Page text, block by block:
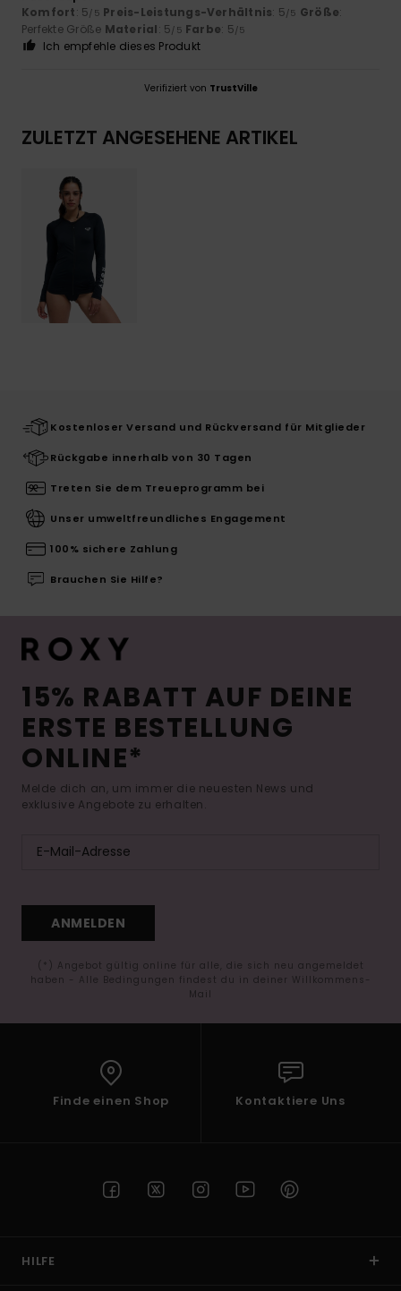
Komfort: 5/5 Preis-Leistungs-Verhältnis: 5/5 Größe:
Perfekte Größe Material: 5/5 Farbe: 5/5
Ich empfehle dieses Produkt
Verifiziert von TrustVille
ZULETZT ANGESEHENE ARTIKEL
Kostenloser Versand und Rückversand für Mitglieder
Rückgabe innerhalb von 30 Tagen
Treten Sie dem Treueprogramm bei
Unser umweltfreundliches Engagement
100% sichere Zahlung
Brauchen Sie Hilfe?
15% RABATT AUF DEINE
ERSTE BESTELLUNG
ONLINE*
Melde dich an, um immer die neuesten News und
exklusive Angebote zu erhalten.
ANMELDEN
(*) Angebot gültig online für alle, die sich neu angemeldet
haben - Alle Bedingungen findest du in deiner Willkommens-
Mail
Finde einen Shop Kontaktiere Uns
HILFE